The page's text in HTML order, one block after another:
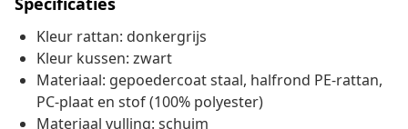
Kleur rattan: donkergrijs
Kleur kussen: zwart
Materiaal: gepoedercoat staal, halfrond PE-rattan,
PC-plaat en stof (100% polyester)
Materiaal vulling: schuim